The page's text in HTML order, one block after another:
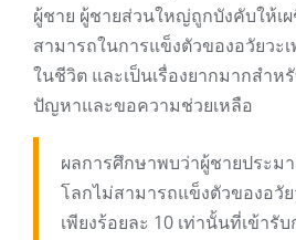
ผู้ชาย ผู้ชายส่วนใหญ่ถูกบังคับให้เ
สามารถในการแข็งตัวของอวัยวะ
ในชีวิต และเป็นเรื่องยากมากสำห
ปัญหาและขอความช่วยเหลือ
ผลการศึกษาพบว่าผู้ชายประม
โลกไม่สามารถแข็งตัวของอวั
เพียงร้อยละ 10 เท่านั้นที่เข้ารั